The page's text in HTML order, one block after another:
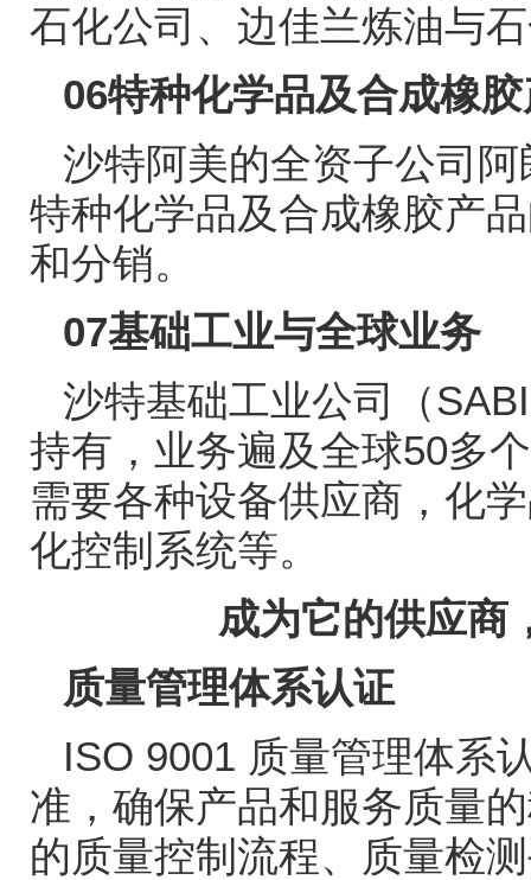
石化公司、边佳兰炼油与
06特种化学品及合成橡
沙特阿美的全资子公司
特种化学品及合成橡胶产
和分销。
07基础工业与全球业务
沙特基础工业公司（
持有，业务遍及全球50多
需要各种设备供应商，化
化控制系统等。
成为它的供应商
质量管理体系认证
ISO 9001 质量管理体系
准，确保产品和服务质量
的质量控制流程、质量检